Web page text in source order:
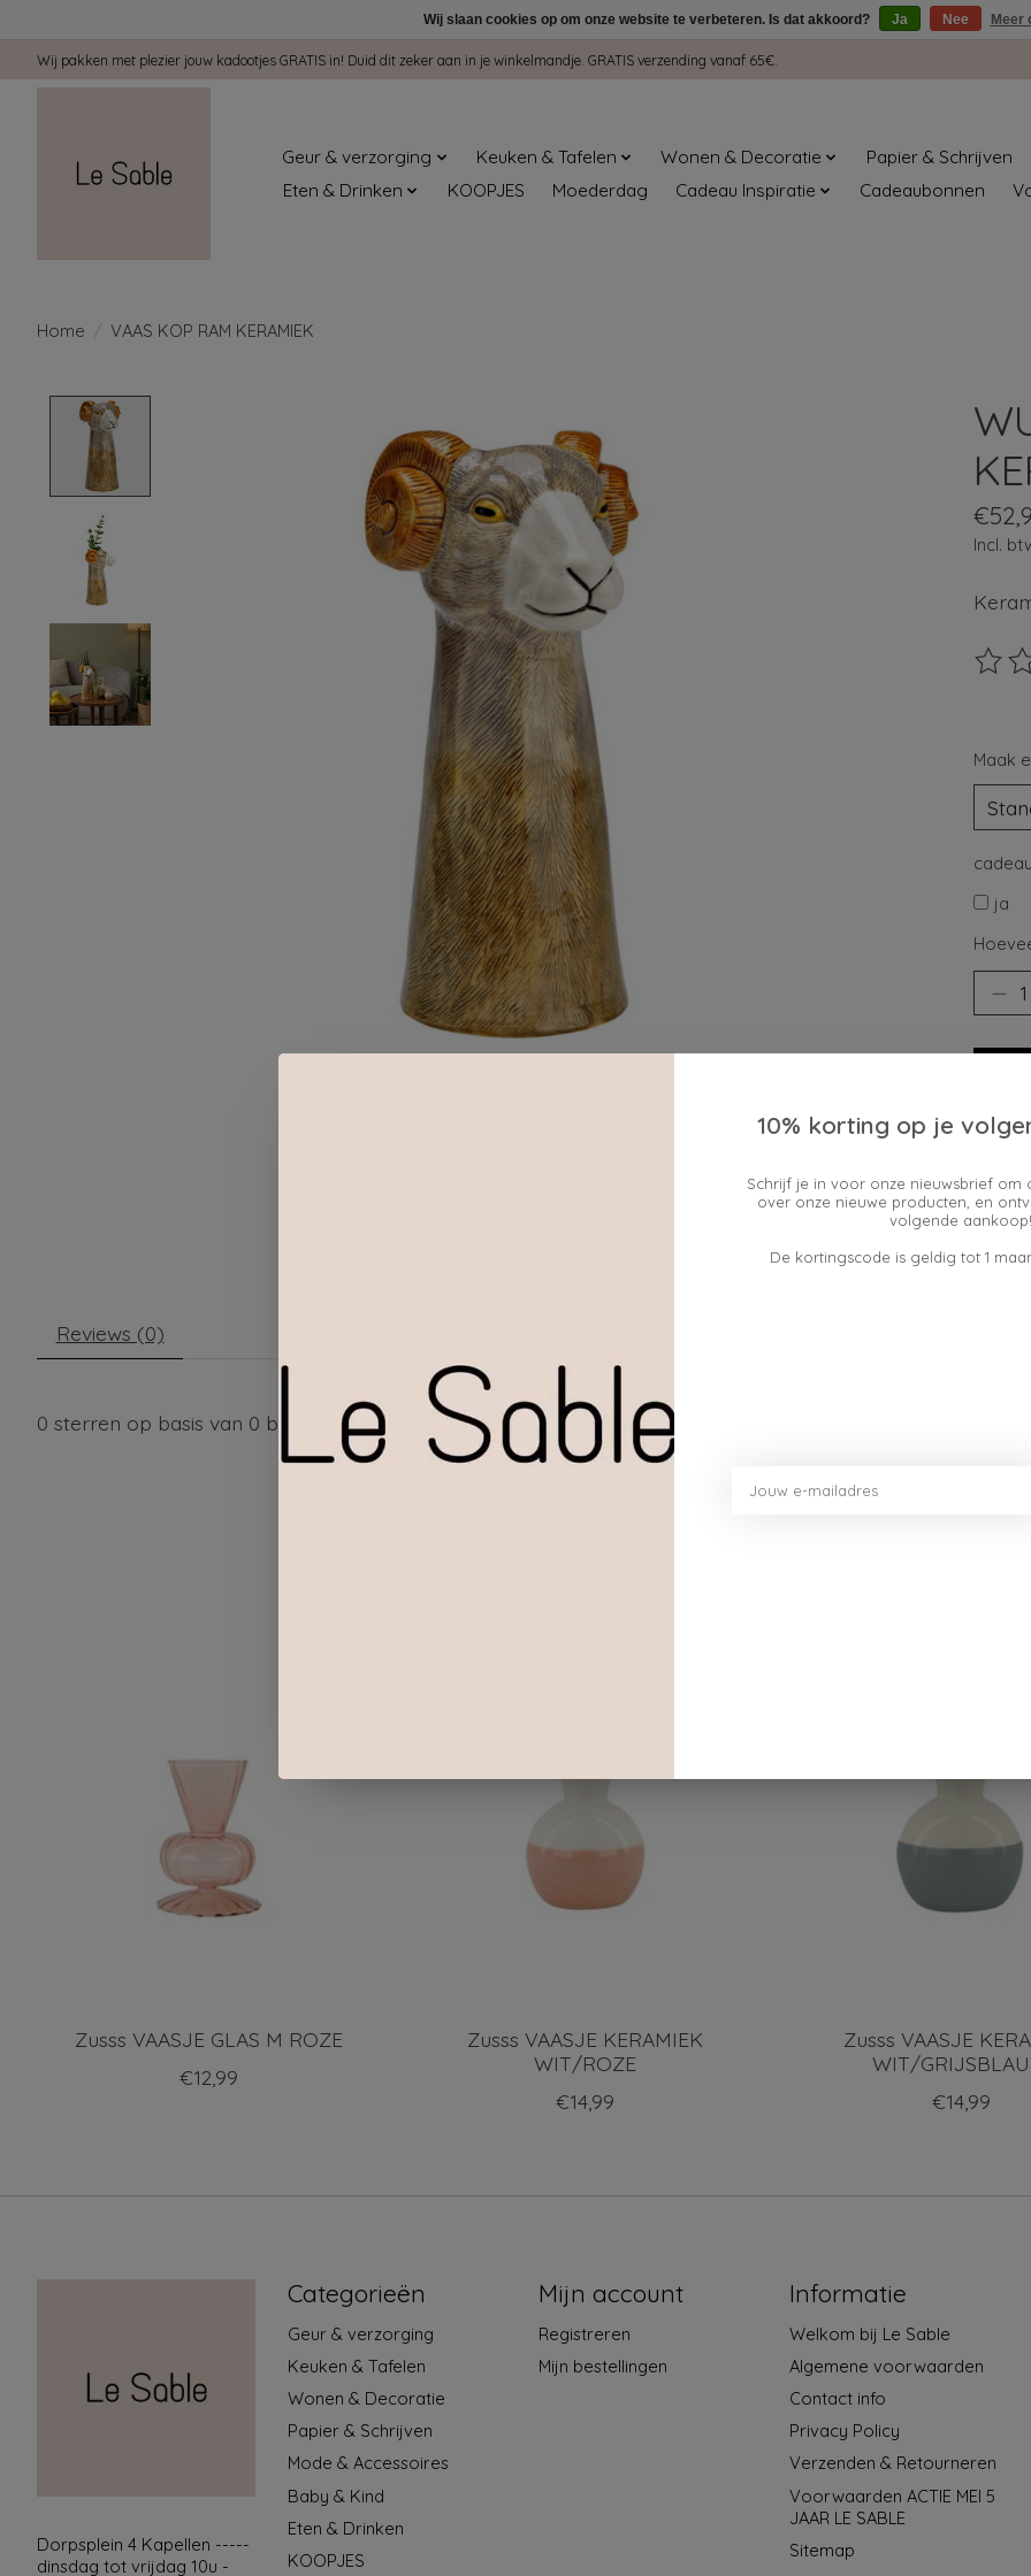
Wij pakken met plezier jouw kadootjes GRATIS in! Duid dit zeker aan in je winkelmandje. GRATIS verzending vanaf 65€.
Geur & verzorging Keuken & Tafelen Wonen & Decoratie Papier & Schrijven
Eten & Drinken
KOOPJES Moederdag Cadeau Inspiratie Cadeaubonnen
Home / VAAS KOP RAM KERAMIEK
Incl.
De
Maak
ja
Reviews (0)
0 sterren op basis van 0 beoordelingen
Zusss VAASJE GLAS M ROZE
€12,99
Zusss VAASJE KERAMIEK
WIT/ROZE
€14,99
Zusss VAASJE
WIT/
€14,99
Dorpsplein 4 Kapellen -----
dinsdag tot vrijdag 10u -
Categorieën
Geur & verzorging
Keuken & Tafelen
Wonen & Decoratie
Papier & Schrijven
Mode & Accessoires
Baby & Kind
Eten & Drinken
KOOPJES
Mijn account
Registreren
Mijn bestellingen
Informatie
Welkom bij Le Sable
Algemene voorwaarden
Contact info
Privacy Policy
Verzenden & Retourneren
Voorwaarden ACTIE MEI 5
JAAR LE SABLE
Sitemap
Wij slaan cookies op om onze website te verbeteren. Is dat akkoord? Ja Nee Meer
10% korting op je
Schrijf je in voor onze nieuwsbrief om
over onze nieuwe producten, en
volgende
De kortingscode is geldig tot 1